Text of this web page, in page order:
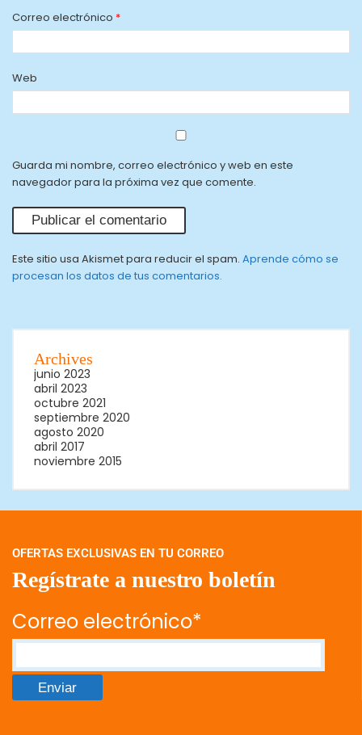
Correo electrónico *
Web
Guarda mi nombre, correo electrónico y web en este
navegador para la próxima vez que comente.
Este sitio usa Akismet para reducir el spam. Aprende cómo se
procesan los datos de tus comentarios.
Archives
junio 2023
abril 2023
octubre 2021
septiembre 2020
agosto 2020
abril 2017
noviembre 2015
OFERTAS EXCLUSIVAS EN TU CORREO
Regístrate a nuestro boletín
Correo electrónico*